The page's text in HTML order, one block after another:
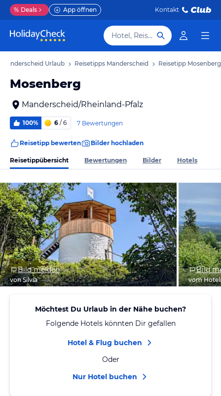
% Deals App öffnen Kontakt
Hotel, Reiseziel
Manderscheid Urlaub Reisetipps Manderscheid Reisetipp Mosenberg
Mosenberg
Manderscheid/Rheinland-Pfalz
100% 6 / 6 7 Bewertungen
Reisetipp bewerten Bilder hochladen
Reisetippübersicht Bewertungen Bilder Hotels
Bild melden
von Silvia
Bild
vom
Möchtest Du Urlaub in der Nähe buchen?
Folgende Hotels könnten Dir gefallen
Hotel & Flug buchen
Oder
Nur Hotel buchen